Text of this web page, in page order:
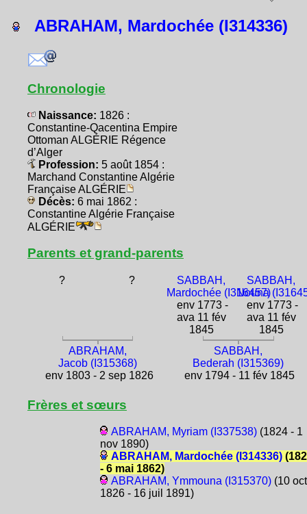
ABRAHAM, Mardochée (I314336)
Chronologie
Naissance: 1826 :
Constantine-Qacentina Empire
Ottoman ALGÉRIE Régence
d’Alger
Profession: 5 août 1854 :
Marchand Constantine Algérie
Française ALGÉRIE
Décès: 6 mai 1862 :
Constantine Algérie Française
ALGÉRIE
Parents et grand-parents
? ?
SABBAH,
Mardochée (I316457)
env 1773 -
ava 11 fév
1845
SABBAH,
Nouna
env 1773 -
ava 11 fév
1845
ABRAHAM,
Jacob (I315368)
env 1803 - 2 sep 1826
SABBAH,
Bederah (I315369)
env 1794 - 11 fév 1845
Frères et sœurs
ABRAHAM, Myriam (I337538)(1824 - 1
nov 1890)
ABRAHAM, Mardochée (I314336)
- 6 mai 1862)
ABRAHAM, Ymmouna (I315370)(10 oct
1826 - 16 juil 1891)